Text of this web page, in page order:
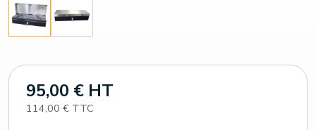
95,00 € HT
114,00 € TTC